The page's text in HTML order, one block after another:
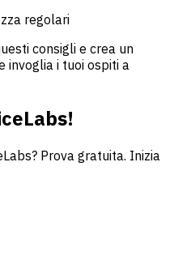
regolari
consigli e crea un
invoglia i tuoi ospiti a
Prova gratuita. Inizia